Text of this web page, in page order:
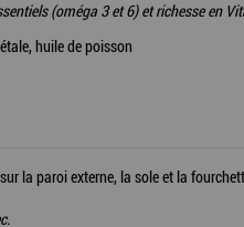
(oméga 3 et 6) et richesse en
huile de poisson
la paroi externe, la sole et la